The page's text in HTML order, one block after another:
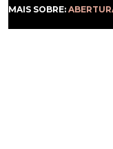
MAIS SOBRE: